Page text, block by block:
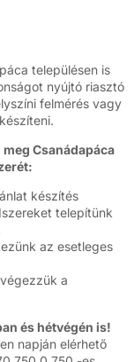
településen is
nyújtó riasztó
felmérés vagy
Csanádapáca
készítés
telepítünk
az esetleges
a
és hétvégén is!
napján elérhető